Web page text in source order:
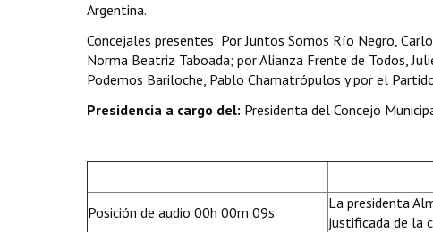
Argentina.
Concejales presentes: Por Juntos Somos Río Negro,
Norma Beatriz Taboada; por Alianza Frente de Todos,
Podemos Bariloche, Pablo Chamatrópulos y por el
Presidencia a cargo del: Presidenta del Concejo
Posición de audio 00h 00m 09s
La presidenta
justificada de la